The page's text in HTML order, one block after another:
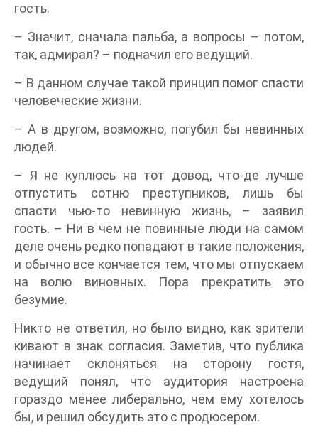
гость.
– Значит, сначала пальба, а вопросы – потом,
так, адмирал? – подначил его ведущий.
– В данном случае такой принцип помог спасти
человеческие жизни.
– А в другом, возможно, погубил бы невинных
людей.
– Я не куплюсь на тот довод, что-де лучше
отпустить сотню преступников, лишь бы
спасти чью-то невинную жизнь, – заявил
гость. – Ни в чем не повинные люди на самом
деле очень редко попадают в такие положения,
и обычно все кончается тем, что мы отпускаем
на волю виновных. Пора прекратить это
безумие.
Никто не ответил, но было видно, как зрители
кивают в знак согласия. Заметив, что публика
начинает склоняться на сторону гостя,
ведущий понял, что аудитория настроена
гораздо менее либерально, чем ему хотелось
бы, и решил обсудить это с продюсером.